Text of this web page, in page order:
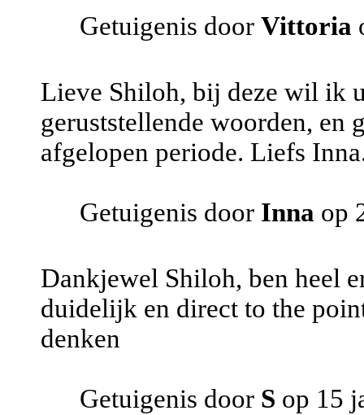
Getuigenis door Vittoria
Lieve Shiloh, bij deze wil ik
geruststellende woorden, en
afgelopen periode. Liefs
Getuigenis door Inna op
Dankjewel Shiloh, ben heel
duidelijk en direct to the
denken
Getuigenis door S op 15